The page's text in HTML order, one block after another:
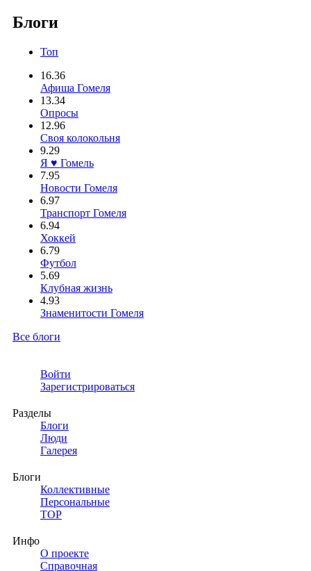
Блоги
Топ
16.36
Афиша Гомеля
13.34
Опросы
12.96
Своя колокольня
9.29
Я ♥ Гомель
7.95
Новости Гомеля
6.97
Транспорт Гомеля
6.94
Хоккей
6.79
Футбол
5.69
Клубная жизнь
4.93
Знаменитости Гомеля
Все блоги
Войти
Зарегистрироваться
Разделы
Блоги
Люди
Галерея
Блоги
Коллективные
Персональные
TOP
Инфо
О проекте
Справочная